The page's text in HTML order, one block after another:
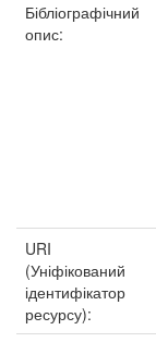
Бібліографічний
опис:
URI
(Уніфікований
ідентифікатор
ресурсу):